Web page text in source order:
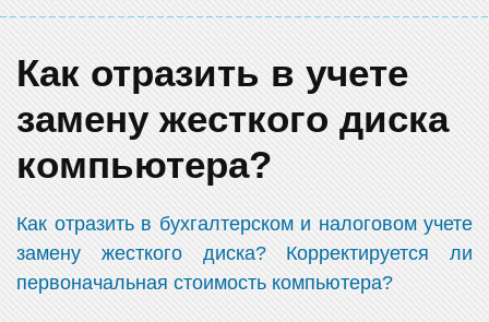
Как отразить в учете
замену жесткого диска
компьютера?
Как отразить в бухгалтерском и налоговом учете
замену жесткого диска? Корректируется ли
первоначальная стоимость компьютера?